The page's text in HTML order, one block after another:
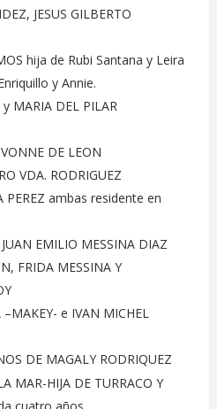
JESUS GILBERTO
hija de Rubi Santana y Leira
y Annie.
MARIA DEL PILAR
DE LEON
VDA. RODRIGUEZ
PEREZ ambas residente en
EMILIO MESSINA DIAZ
FRIDA MESSINA Y
e IVAN MICHEL
DE MAGALY RODRIQUEZ
MAR-HIJA DE TURRACO Y
cuatro años …